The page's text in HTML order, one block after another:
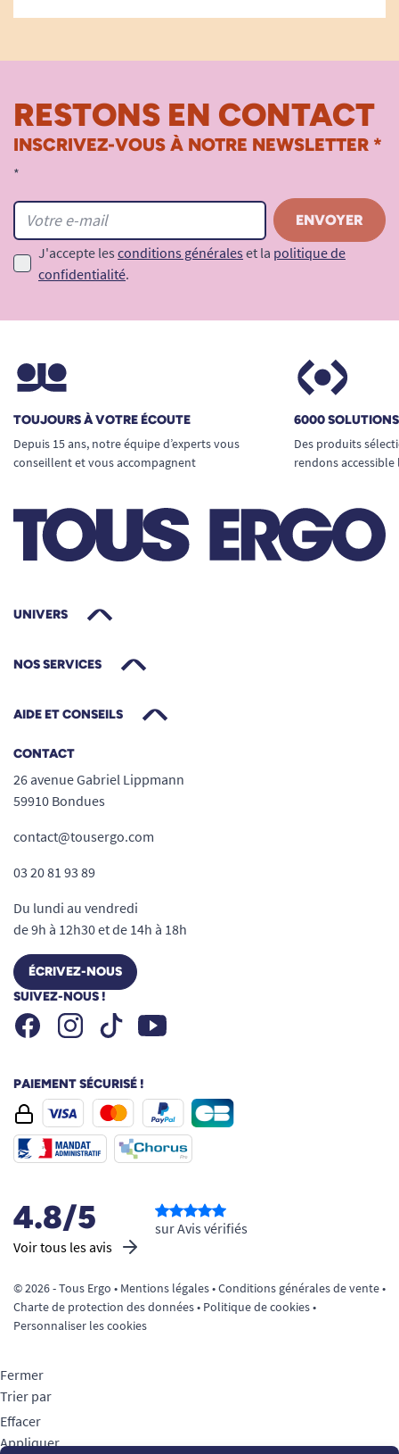
RESTONS EN CONTACT
INSCRIVEZ-VOUS À NOTRE NEWSLETTER *
*
J'accepte les conditions générales et la politique de
confidentialité.
TOUJOURS À VOTRE ÉCOUTE
Depuis 15 ans, notre équipe d’experts vous
conseillent et vous accompagnent
6000
Des produits
rendons
UNIVERS
NOS SERVICES
AIDE ET CONSEILS
CONTACT
26 avenue Gabriel Lippmann
59910 Bondues
contact@tousergo.com
03 20 81 93 89
Du lundi au vendredi
de 9h à 12h30 et de 14h à 18h
ÉCRIVEZ-NOUS
SUIVEZ-NOUS !
FacebookInstagramTiktok Youtube
PAIEMENT SÉCURISÉ !
4.8/5
Voir tous les avis
sur Avis vérifiés
© 2026 - Tous Ergo • Mentions légales•Conditions générales de vente•
Charte de protection des données• Politique de cookies•
Personnaliser les cookies
Fermer
Trier par
Effacer
Appliquer